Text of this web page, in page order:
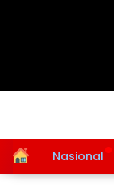
HomeNasional